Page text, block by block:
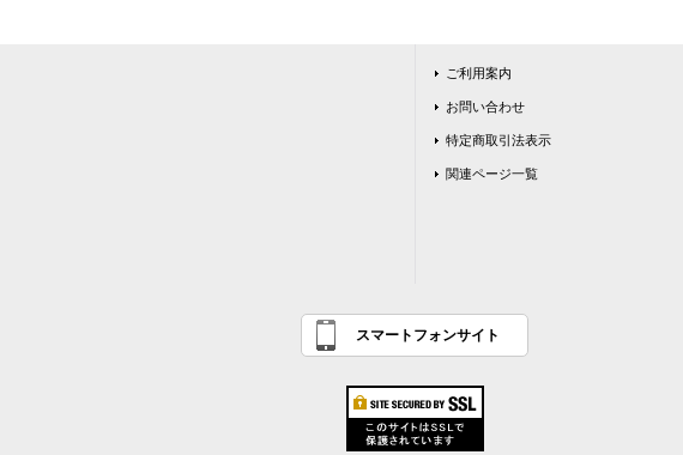
ご利用案内
お問い合わせ
特定商取引法表示
関連ページ一覧
スマートフォンサイト